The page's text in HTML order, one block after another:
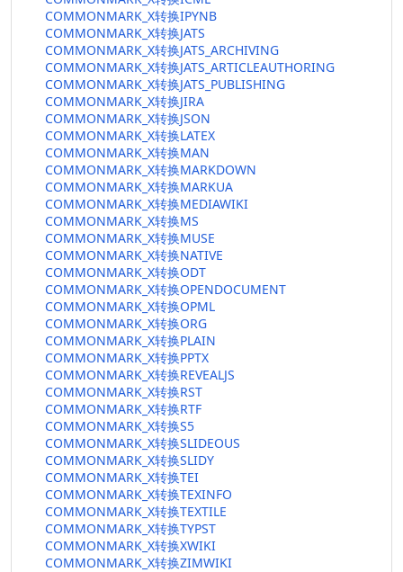
COMMONMARK_X转换IPYNB
COMMONMARK_X转换JATS
COMMONMARK_X转换JATS_ARCHIVING
COMMONMARK_X转换JATS_ARTICLEAUTHORING
COMMONMARK_X转换JATS_PUBLISHING
COMMONMARK_X转换JIRA
COMMONMARK_X转换JSON
COMMONMARK_X转换LATEX
COMMONMARK_X转换MAN
COMMONMARK_X转换MARKDOWN
COMMONMARK_X转换MARKUA
COMMONMARK_X转换MEDIAWIKI
COMMONMARK_X转换MS
COMMONMARK_X转换MUSE
COMMONMARK_X转换NATIVE
COMMONMARK_X转换ODT
COMMONMARK_X转换OPENDOCUMENT
COMMONMARK_X转换OPML
COMMONMARK_X转换ORG
COMMONMARK_X转换PLAIN
COMMONMARK_X转换PPTX
COMMONMARK_X转换REVEALJS
COMMONMARK_X转换RST
COMMONMARK_X转换RTF
COMMONMARK_X转换S5
COMMONMARK_X转换SLIDEOUS
COMMONMARK_X转换SLIDY
COMMONMARK_X转换TEI
COMMONMARK_X转换TEXINFO
COMMONMARK_X转换TEXTILE
COMMONMARK_X转换TYPST
COMMONMARK_X转换XWIKI
COMMONMARK_X转换ZIMWIKI